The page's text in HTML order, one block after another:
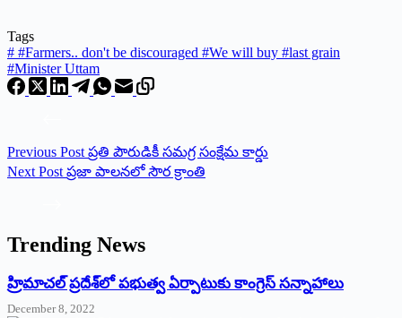
Tags
# #Farmers.. don't be discouraged #We will buy #last grain
#Minister Uttam
Previous Post ప్రతి పౌరుడికీ సమగ్ర సంక్షేమ కార్డు
Next Post ప్రజా పాలనలో సౌర క్రాంతి
Trending News
‌హ్రిమాచల్‌ ‌ప్రదేశ్‌లో పభుత్వ ఏర్పాటుకు కాంగ్రెస్‌ ‌సన్నాహాలు
December 8, 2022